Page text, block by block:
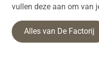
vullen deze aan om van
Alles van De Factorij